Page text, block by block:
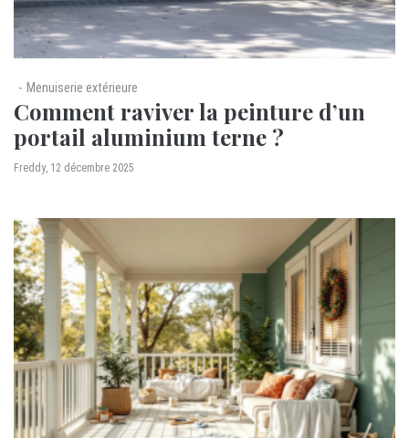
Menuiserie extérieure
Comment raviver la peinture d’un
portail aluminium terne ?
by
Freddy 12 décembre 2025